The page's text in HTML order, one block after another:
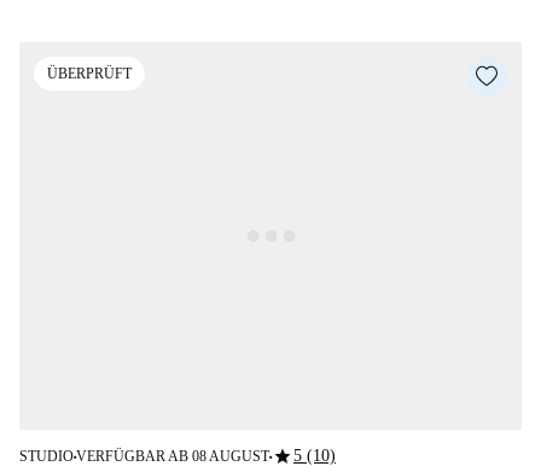
ÜBERPRÜFT
STUDIO■VERFÜGBAR AB 08 AUGUST■star5 (10)